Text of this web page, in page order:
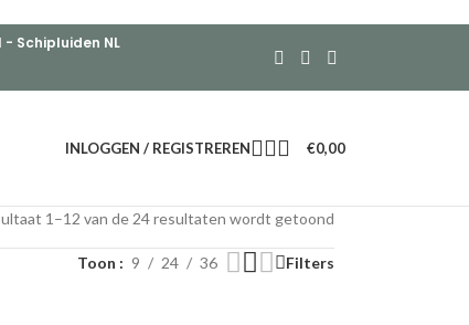
Schipluiden NL
INLOGGEN / REGISTREREN €0,00
1–12 van de 24 resultaten wordt getoond
Toon 9 24 36 Filters